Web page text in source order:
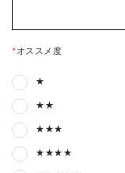
*オススメ度
★
★★
★★★
★★★★